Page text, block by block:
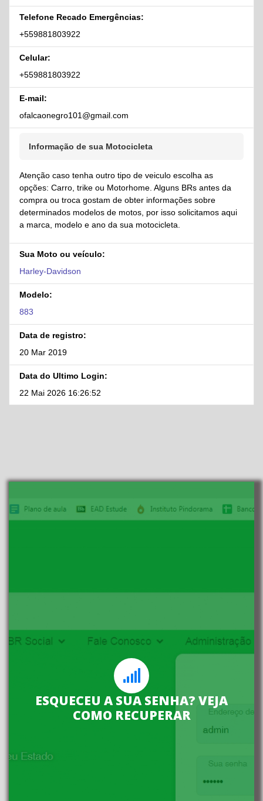
Telefone Recado Emergências:
+559881803922
Celular:
+559881803922
E-mail:
ofalcaonegro101@gmail.com
Informação de sua Motocicleta
Atenção caso tenha outro tipo de veiculo escolha as
opções: Carro, trike ou Motorhome. Alguns BRs antes da
compra ou troca gostam de obter informações sobre
determinados modelos de motos, por isso solicitamos aqui
a marca, modelo e ano da sua motocicleta.
Sua Moto ou veículo:
Harley-Davidson
Modelo:
883
Data de registro:
20 Mar 2019
Data do Ultimo Login:
22 Mai 2026 16:26:52
ESQUECEU A SUA SENHA? VEJA
COMO RECUPERAR
Não fique sem acessar o site
Clique abaixo e saiba como
recuperar sua senha, é
rapidinho.